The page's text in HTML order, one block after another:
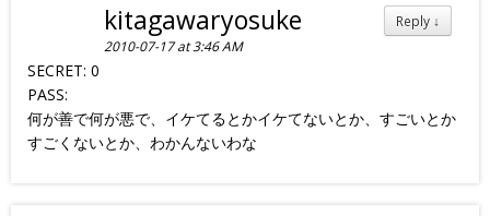
Reply ↓
kitagawaryosuke
2010-07-17 at 3:46 AM
SECRET: 0
PASS:
何が善で何が悪で、イケてるとかイケてないとか、すごいとか
すごくないとか、わかんないわな